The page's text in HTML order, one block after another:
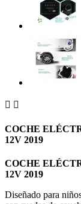
 
COCHE
12V 2019
COCHE
12V 2019
Diseñado para